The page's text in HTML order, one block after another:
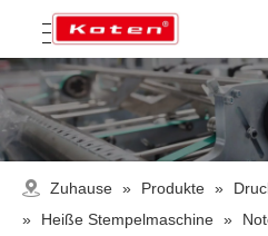
Zuhause » Produkte »
»
Heiße Stempelmaschine »